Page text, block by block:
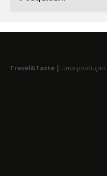
Travel&Taste | Uma produção